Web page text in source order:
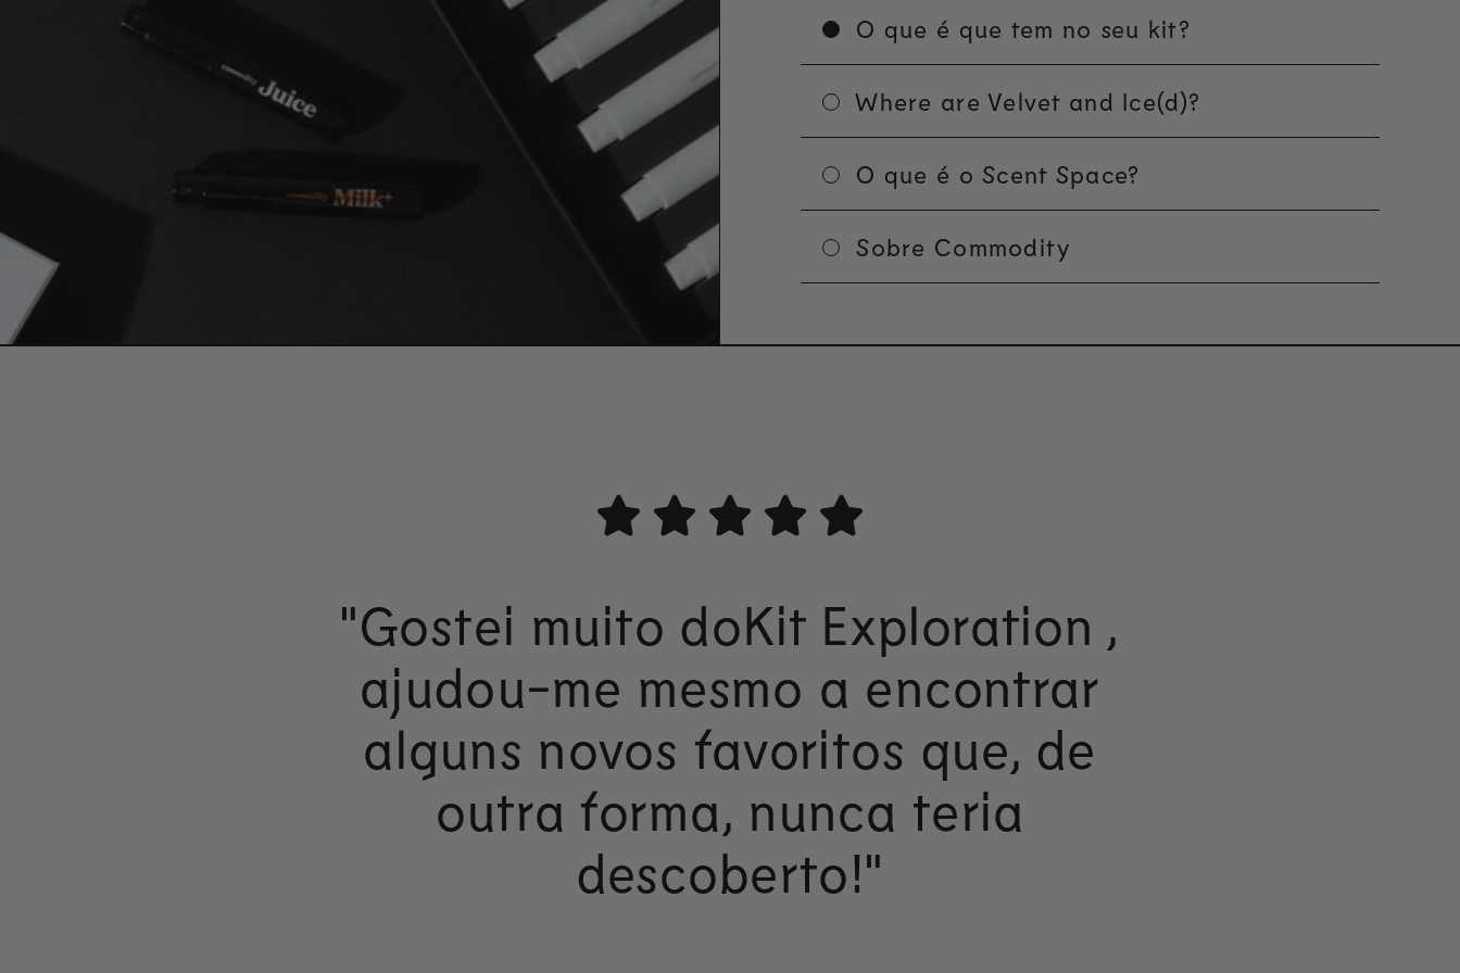
O que é que tem no seu kit?
Where are Velvet and Ice(d)?
O que é o Scent Space?
Sobre Commodity
"Gostei muito doKit Exploration ,
ajudou-me mesmo a encontrar
alguns novos favoritos que, de
outra forma, nunca teria
descoberto!"